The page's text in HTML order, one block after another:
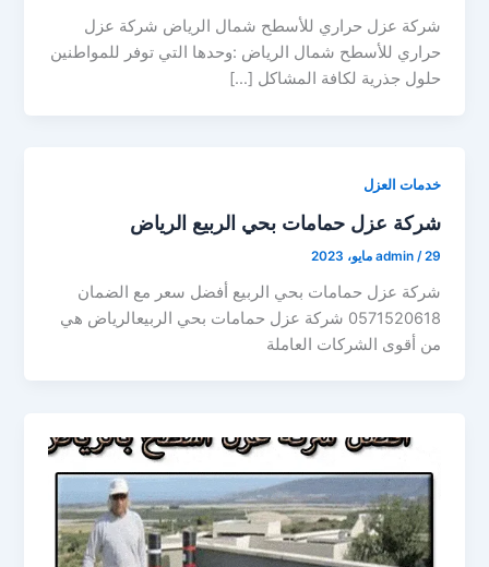
شركة عزل حراري للأسطح شمال الرياض شركة عزل
حراري للأسطح شمال الرياض :وحدها التي توفر للمواطنين
حلول جذرية لكافة المشاكل […]
خدمات العزل
شركة عزل حمامات بحي الربيع الرياض
admin /29 مايو، 2023
شركة عزل حمامات بحي الربيع أفضل سعر مع الضمان
0571520618 شركة عزل حمامات بحي الربيعالرياض هي
من أقوى الشركات العاملة